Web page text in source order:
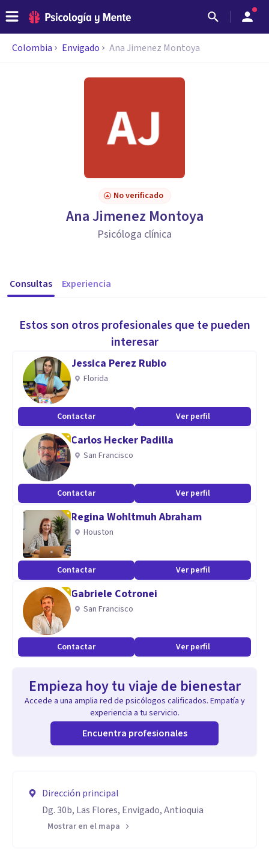
Colombia Envigado Ana Jimenez Montoya
No verificado
Ana Jimenez Montoya
Psicóloga clínica
Consultas Experiencia
Estos son otros profesionales que te pueden
interesar
Jessica Perez Rubio
Florida
Contactar Ver perfil
Carlos Hecker Padilla
San Francisco
Contactar Ver perfil
Regina Wohltmuh Abraham
Houston
Contactar Ver perfil
Gabriele Cotronei
San Francisco
Contactar Ver perfil
Empieza hoy tu viaje de bienestar
Accede a una amplia red de psicólogos calificados. Empatía y
experiencia a tu servicio.
Encuentra profesionales
Dirección principal
Dg. 30b, Las Flores, Envigado, Antioquia
Mostrar en el mapa